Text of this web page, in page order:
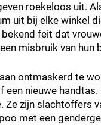
roekeloos uit.
uit bij elke winkel
feit dat
misbruik van hun
ontmaskerd te
een nieuwe
Ze zijn slachtoffers
met een